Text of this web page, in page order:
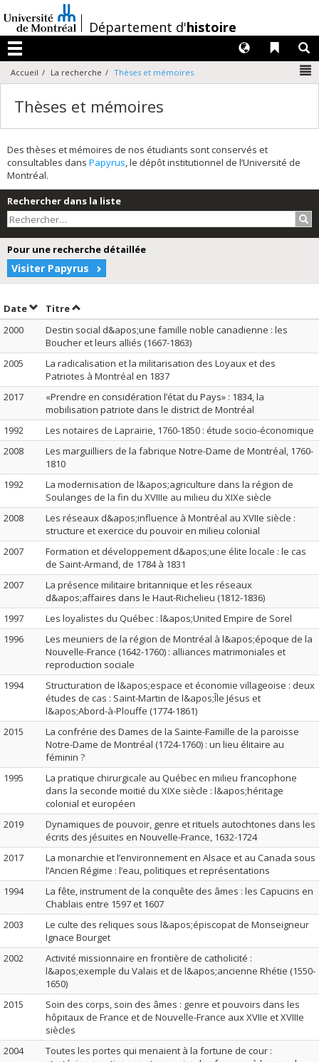
au
contenu
/Département d'histoire
Menu
Liens
Langues
Accueil La recherche Thèses et mémoires
Thèses et mémoires
Des thèses et mémoires de nos étudiants sont conservés et
consultables dans Papyrus, le dépôt institutionnel de l’Université de
Montréal.
Rechercher dans la liste
Pour une recherche détaillée
Visiter Papyrus
DateTrier par date en ordre décroissant
TitreTrier par titre en ordre décroissant
2000
Destin social d&apos;une famille noble canadienne : les
Boucher et leurs alliés (1667-1863)
2005
La radicalisation et la militarisation des Loyaux et des
Patriotes à Montréal en 1837
2017
«Prendre en considération l’état du Pays» : 1834, la
mobilisation patriote dans le district de Montréal
1992
Les notaires de Laprairie, 1760-1850 : étude socio-économique
2008
Les marguilliers de la fabrique Notre-Dame de Montréal, 1760-
1810
1992
La modernisation de l&apos;agriculture dans la région de
Soulanges de la fin du XVIIIe au milieu du XIXe siècle
2008
Les réseaux d&apos;influence à Montréal au XVIIe siècle :
structure et exercice du pouvoir en milieu colonial
2007
Formation et développement d&apos;une élite locale : le cas
de Saint-Armand, de 1784 à 1831
2007
La présence militaire britannique et les réseaux
d&apos;affaires dans le Haut-Richelieu (1812-1836)
1997
Les loyalistes du Québec : l&apos;United Empire de Sorel
1996
Les meuniers de la région de Montréal à l&apos;époque de la
Nouvelle-France (1642-1760) : alliances matrimoniales et
reproduction sociale
1994
Structuration de l&apos;espace et économie villageoise : deux
études de cas : Saint-Martin de l&apos;Île Jésus et
l&apos;Abord-à-Plouffe (1774-1861)
2015
La confrérie des Dames de la Sainte-Famille de la paroisse
Notre-Dame de Montréal (1724-1760) : un lieu élitaire au
féminin ?
1995
La pratique chirurgicale au Québec en milieu francophone
dans la seconde moitié du XIXe siècle : l&apos;héritage
colonial et européen
2019
Dynamiques de pouvoir, genre et rituels autochtones dans les
écrits des jésuites en Nouvelle-France, 1632-1724
2017
La monarchie et l’environnement en Alsace et au Canada sous
l’Ancien Régime : l’eau, politiques et représentations
1994
La fête, instrument de la conquête des âmes : les Capucins en
Chablais entre 1597 et 1607
2003
Le culte des reliques sous l&apos;épiscopat de Monseigneur
Ignace Bourget
2002
Activité missionnaire en frontière de catholicité :
l&apos;exemple du Valais et de l&apos;ancienne Rhétie (1550-
1650)
2015
Soin des corps, soin des âmes : genre et pouvoirs dans les
hôpitaux de France et de Nouvelle-France aux XVIIe et XVIIIe
siècles
2004
Toutes les portes qui menaient à la fortune de cour :